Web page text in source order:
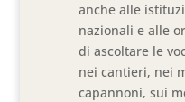
anche alle
nazionali e alle
di ascoltare le
nei cantieri, nei
capannoni, sui